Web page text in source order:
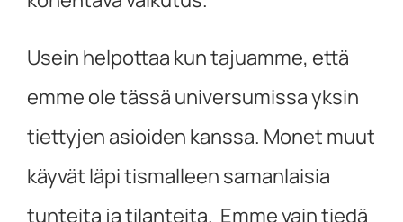
Usein helpottaa kun tajuamme, että
emme ole tässä universumissa yksin
tiettyjen asioiden kanssa. Monet muut
käyvät läpi tismalleen samanlaisia
tunteita ja tilanteita. Emme vain tiedä